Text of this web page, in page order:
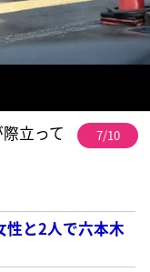
立って
7/10
性と2人で六本木